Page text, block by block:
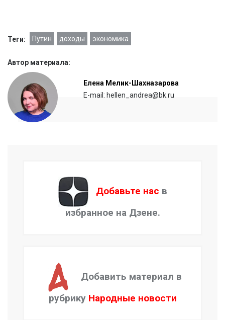
Теги: Путин доходы экономика
Автор материала:
Елена Мелик-Шахназарова
E-mail: hellen_andrea@bk.ru
Добавьте нас в
избранное на Дзене.
Добавить материал в
рубрику Народные новости